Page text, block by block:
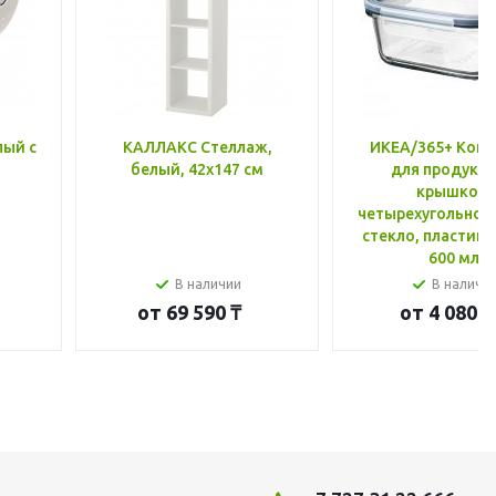
с
КАЛЛАКС Стеллаж,
белый, 42x147 см
В наличии
от 69 590 ₸
ИКЕА/365+
для
крышкой,
стекло, пластик
600 мл
В
от 4 080 ₸